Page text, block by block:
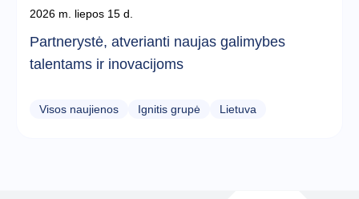
2026 m. liepos 15 d.
Partnerystė, atverianti naujas galimybes
talentams ir inovacijoms
Visos naujienos Ignitis grupė Lietuva